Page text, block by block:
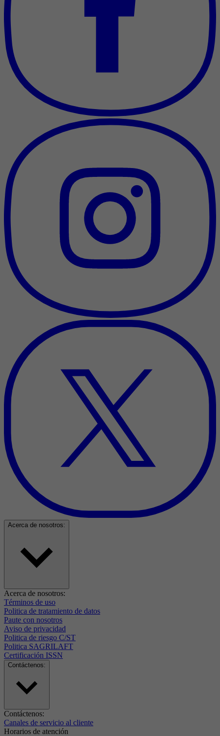
Acerca de nosotros:
Acerca de nosotros:
Términos de uso
Politica de tratamiento de datos
Paute con nosotros
Aviso de privacidad
Politica de riesgo C/ST
Politica SAGRILAFT
Certificación ISSN
Contáctenos:
Contáctenos:
Canales de servicio al cliente
Horarios de atención